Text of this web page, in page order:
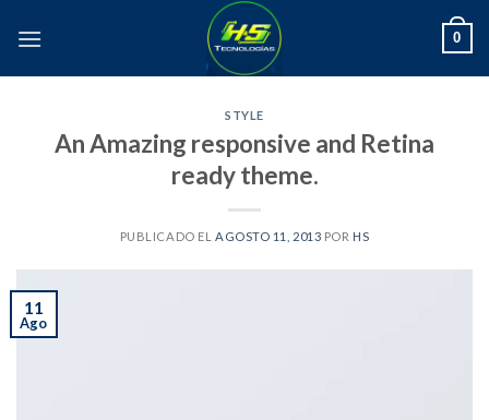
0
STYLE
An Amazing responsive and Retina
ready theme.
PUBLICADO EL AGOSTO 11, 2013 POR HS
11
Ago